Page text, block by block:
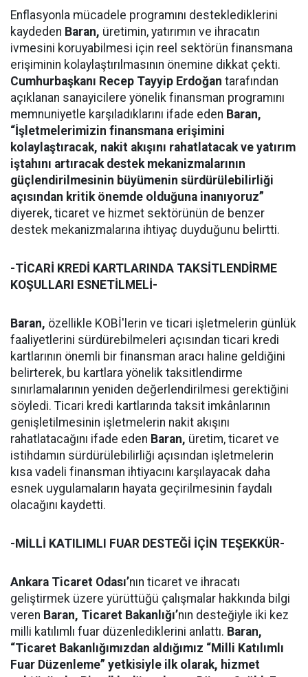
Enflasyonla mücadele programını desteklediklerini
kaydeden Baran, üretimin, yatırımın ve ihracatın
ivmesini koruyabilmesi için reel sektörün finansmana
erişiminin kolaylaştırılmasının önemine dikkat çekti.
Cumhurbaşkanı Recep Tayyip Erdoğan tarafından
açıklanan sanayicilere yönelik finansman programını
memnuniyetle karşıladıklarını ifade eden Baran,
“İşletmelerimizin finansmana erişimini
kolaylaştıracak, nakit akışını rahatlatacak ve yatırım
iştahını artıracak destek mekanizmalarının
güçlendirilmesinin büyümenin sürdürülebilirliği
açısından kritik önemde olduğuna inanıyoruz”
diyerek, ticaret ve hizmet sektörünün de benzer
destek mekanizmalarına ihtiyaç duyduğunu belirtti.
-TİCARİ KREDİ KARTLARINDA TAKSİTLENDİRME
KOŞULLARI ESNETİLMELİ-
Baran, özellikle KOBİ'lerin ve ticari işletmelerin günlük
faaliyetlerini sürdürebilmeleri açısından ticari kredi
kartlarının önemli bir finansman aracı haline geldiğini
belirterek, bu kartlara yönelik taksitlendirme
sınırlamalarının yeniden değerlendirilmesi gerektiğini
söyledi. Ticari kredi kartlarında taksit imkânlarının
genişletilmesinin işletmelerin nakit akışını
rahatlatacağını ifade eden Baran, üretim, ticaret ve
istihdamın sürdürülebilirliği açısından işletmelerin
kısa vadeli finansman ihtiyacını karşılayacak daha
esnek uygulamaların hayata geçirilmesinin faydalı
olacağını kaydetti.
-MİLLİ KATILIMLI FUAR DESTEĞİ İÇİN TEŞEKKÜR-
Ankara Ticaret Odası’nın ticaret ve ihracatı
geliştirmek üzere yürüttüğü çalışmalar hakkında bilgi
veren Baran, Ticaret Bakanlığı’nın desteğiyle iki kez
milli katılımlı fuar düzenlediklerini anlattı. Baran,
“Ticaret Bakanlığımızdan aldığımız “Milli Katılımlı
Fuar Düzenleme” yetkisiyle ilk olarak, hizmet